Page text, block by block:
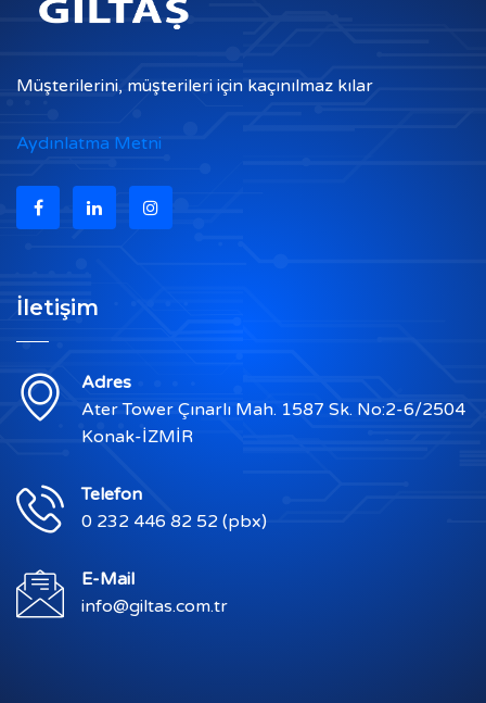
Müşterilerini, müşterileri için kaçınılmaz kılar
Aydınlatma Metni
İletişim
Adres
Ater Tower Çınarlı Mah. 1587 Sk. No:2-6/2504
Konak-İZMİR
Telefon
0 232 446 82 52 (pbx)
E-Mail
info@giltas.com.tr